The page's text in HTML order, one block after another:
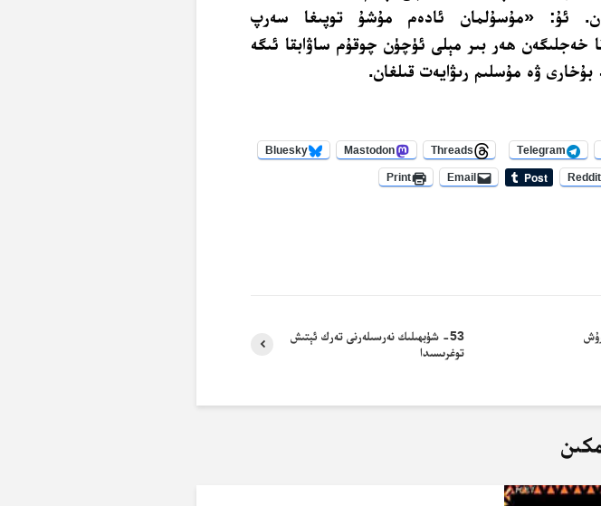
ئۇ: «مۇسۇلمان ئادەم مۇشۇ توپىغا سەرپ
خەجلىگەن ھەر بىر مېلى ئۈچۈن چوقۇم ساۋابقا ئىگە
ۋە مۇسلىم رىۋايەت قىلغان.
Telegram
Threads
Mastodon
Bluesky
Reddit
Email
Print
53- شۈبھىلىك نەرسىلەرنى تەرك ئېتىش
توغرىسىدا